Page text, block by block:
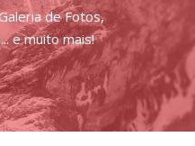
de Fotos,
e muito mais!